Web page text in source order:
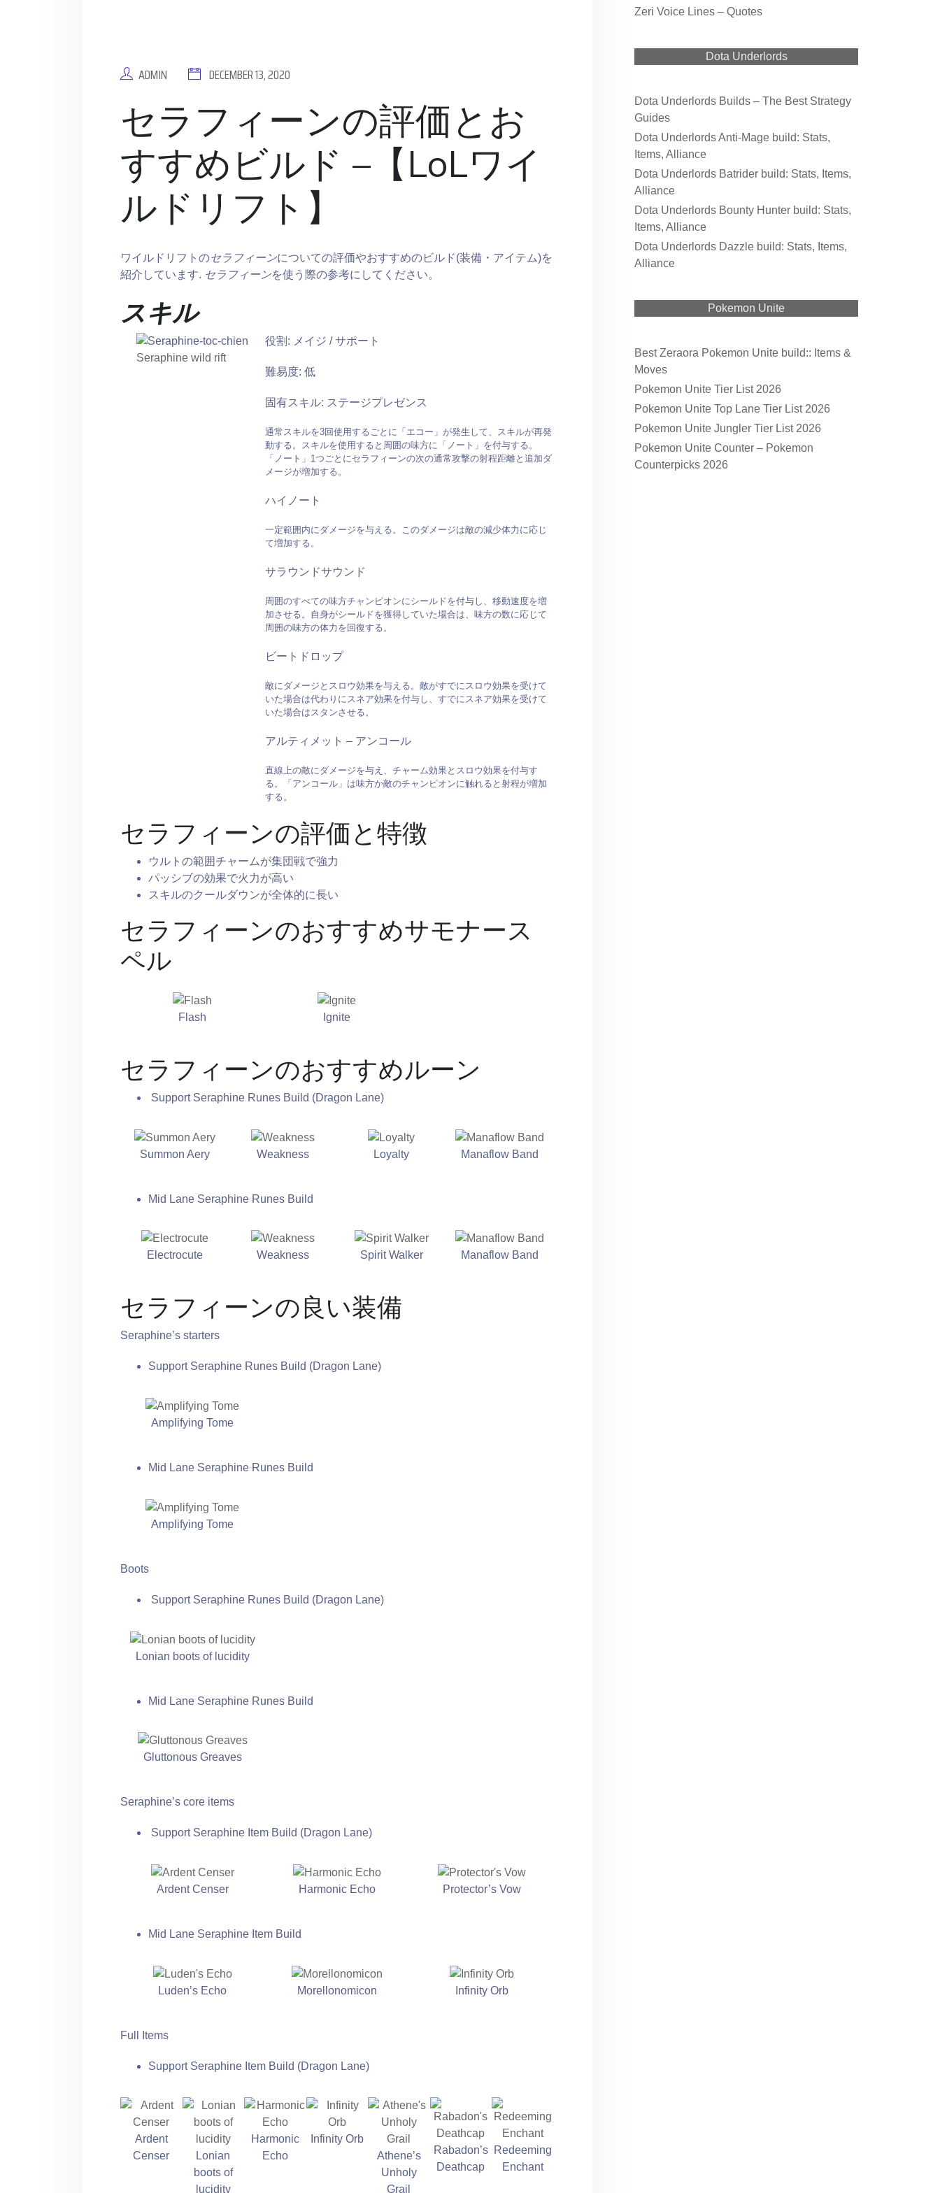
ADMIN DECEMBER 13, 2020
セラフィーンの評価とお
すすめビルド –【LoLワイ
ルドリフト】
ワイルドリフトのセラフィーンについての評価やおすすめのビルド(装備・アイテム)を
紹介しています. セラフィーンを使う際の参考にしてください。
スキル
Seraphine wild rift
役割: メイジ / サポート
難易度: 低
固有スキル: ステージプレゼンス
通常スキルを3回使用するごとに「エコー」が発生して、スキルが再発
動する。スキルを使用すると周囲の味方に「ノート」を付与する。
「ノート」1つごとにセラフィーンの次の通常攻撃の射程距離と追加ダ
メージが増加する。
ハイノート
一定範囲内にダメージを与える。このダメージは敵の減少体力に応じ
て増加する。
サラウンドサウンド
周囲のすべての味方チャンピオンにシールドを付与し、移動速度を増
加させる。自身がシールドを獲得していた場合は、味方の数に応じて
周囲の味方の体力を回復する。
ビートドロップ
敵にダメージとスロウ効果を与える。敵がすでにスロウ効果を受けて
いた場合は代わりにスネア効果を付与し、すでにスネア効果を受けて
いた場合はスタンさせる。
アルティメット – アンコール
直線上の敵にダメージを与え、チャーム効果とスロウ効果を付与す
る。「アンコール」は味方か敵のチャンピオンに触れると射程が増加
する。
セラフィーンの評価と特徴
ウルトの範囲チャームが集団戦で強力
パッシブの効果で火力が高い
スキルのクールダウンが全体的に長い
セラフィーンのおすすめサモナース
ペル
Flash Ignite
セラフィーンのおすすめルーン
Support Seraphine Runes Build (Dragon Lane)
Summon Aery Weakness Loyalty Manaflow Band
Mid Lane Seraphine Runes Build
Electrocute Weakness Spirit Walker Manaflow Band
セラフィーンの良い装備
Seraphine’s starters
Support Seraphine Runes Build (Dragon Lane)
Amplifying Tome
Mid Lane Seraphine Runes Build
Amplifying Tome
Boots
Support Seraphine Runes Build (Dragon Lane)
Lonian boots of lucidity
Mid Lane Seraphine Runes Build
Gluttonous Greaves
Seraphine’s core items
Support Seraphine Item Build (Dragon Lane)
Ardent Censer Harmonic Echo Protector’s Vow
Mid Lane Seraphine Item Build
Luden’s Echo Morellonomicon Infinity Orb
Full Items
Support Seraphine Item Build (Dragon Lane)
Ardent
Censer
Lonian
boots of
lucidity
Harmonic
Echo
Infinity Orb
Athene’s
Unholy
Grail
Rabadon’s
Deathcap
Redeeming
Enchant
Zeri Voice Lines – Quotes
Dota Underlords
Dota Underlords Builds – The Best Strategy
Guides
Dota Underlords Anti-Mage build: Stats,
Items, Alliance
Dota Underlords Batrider build: Stats, Items,
Alliance
Dota Underlords Bounty Hunter build: Stats,
Items, Alliance
Dota Underlords Dazzle build: Stats, Items,
Alliance
Pokemon Unite
Best Zeraora Pokemon Unite build:: Items &
Moves
Pokemon Unite Tier List 2026
Pokemon Unite Top Lane Tier List 2026
Pokemon Unite Jungler Tier List 2026
Pokemon Unite Counter – Pokemon
Counterpicks 2026